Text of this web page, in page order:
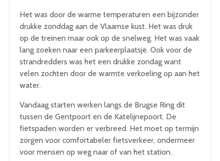
Het was door de warme temperaturen een bijzonder
drukke zonddag aan de Vlaamse kust. Het was druk
op de treinen maar ook op de snelweg. Het was vaak
lang zoeken naar een parkeerplaatsje. Ook voor de
strandredders was het een drukke zondag want
velen zochten door de warmte verkoeling op aan het
water.
Vandaag starten werken langs de Brugse Ring dit
tussen de Gentpoort en de Katelijnepoort. De
fietspaden worden er verbreed. Het moet op termijn
zorgen voor comfortabeler fietsverkeer, ondermeer
voor mensen op weg naar of van het station.